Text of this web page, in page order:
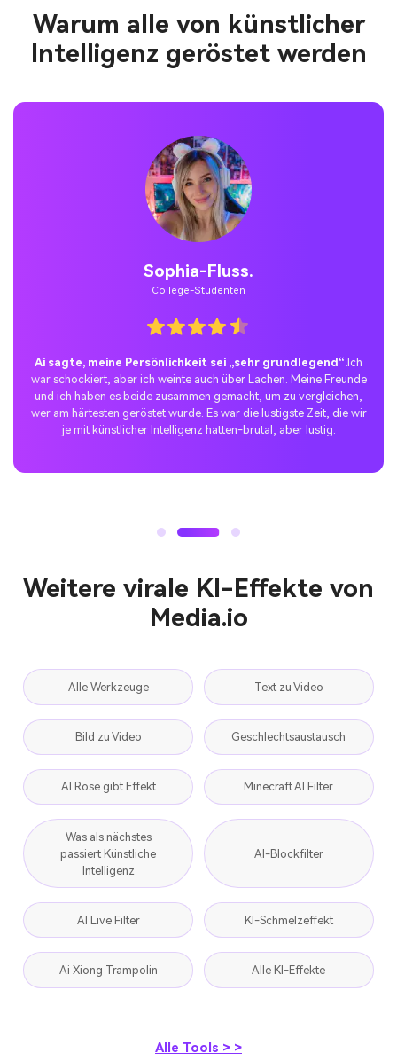
Warum alle von künstlicher
Intelligenz geröstet werden
Jack W.
Social Media Manager
Das perfekte Werkzeug zur Erstellung engagierender
sozialer Inhalte.Ich habe in der Kollektion „Meet the Team“
unserer Marke einen KI-Backfilter verwendet und die Beteiligung
ist verrückt. Die Menschen sehen gerne die menschliche Seite mit
selbstironischem Humor. Es ist authentisch, teilbar und fördert
Weitere virale KI-Effekte von
Media.io
Alle Werkzeuge Text zu Video
Bild zu Video Geschlechtsaustausch
AI Rose gibt Effekt Minecraft AI Filter
Was als nächstes
passiert Künstliche
Intelligenz
AI-Blockfilter
AI Live Filter KI-Schmelzeffekt
Ai Xiong Trampolin Alle KI-Effekte
Alle Tools > >